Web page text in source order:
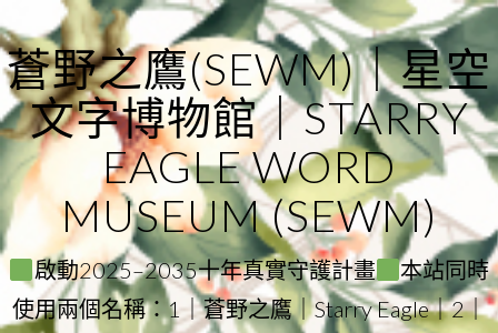
to
content
蒼野之鷹(SEWM)｜星空
文字博物館｜STARRY
EAGLE WORD
MUSEUM (SEWM)
啟動2025–2035十年真實守護計畫
本站同時
使用兩個名稱：1｜蒼野之鷹｜Starry Eagle｜2｜